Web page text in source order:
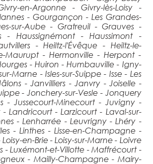
en-Argonne - Givry-lès-Loisy -
- Gourgançon - Les Grandes-
sur-Aube - Gratreuil - Grauves -
- Haussignémont - Haussimont -
- Heiltz-l'Évêque - Heiltz-le-
Maurupt - Hermonville - Herpont -
- Huiron - Humbauville - Igny-
Marne - Isles-sur-Suippe - Isse - Les
- Janvilliers - Janvry - Joiselle -
- Jonchery-sur-Vesle - Jonquery
- Jussecourt-Minecourt - Juvigny -
Landricourt - Larzicourt - Laval-sur-
- Lenharrée - Leuvrigny - Lhéry -
- Linthes - Lisse-en-Champagne -
en-Brie - Loisy-sur-Marne - Loivre
- Luxémont-et-Villotte - Maffrécourt -
- Mailly-Champagne - Mairy-